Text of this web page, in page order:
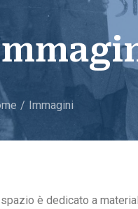
Immagini
è dedicato a